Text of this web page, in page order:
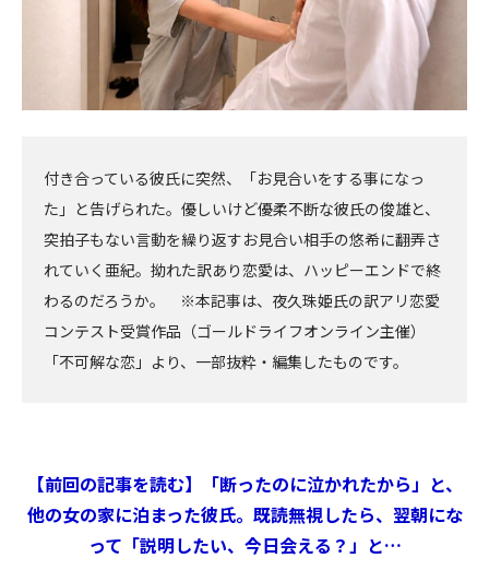
付き合っている彼氏に突然、「お見合いをする事になっ
た」と告げられた。優しいけど優柔不断な彼氏の俊雄と、
突拍子もない言動を繰り返すお見合い相手の悠希に翻弄さ
れていく亜紀。拗れた訳あり恋愛は、ハッピーエンドで終
わるのだろうか。 ※本記事は、夜久珠姫氏の訳アリ恋愛
コンテスト受賞作品（ゴールドライフオンライン主催）
「不可解な恋」より、一部抜粋・編集したものです。
【前回の記事を読む】「断ったのに泣かれたから」と、
他の女の家に泊まった彼氏。既読無視したら、翌朝にな
って「説明したい、今日会える？」と…